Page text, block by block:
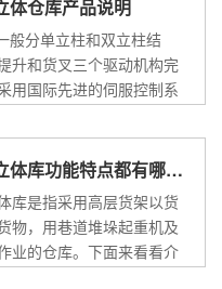
体仓库产品说明
般分单立柱和双立柱结
升和货叉三个驱动机构完
用国际先进的伺服控制系
精...
济南自动化立体库功能特点都有哪些呢？
库是指采用高层货架以货
物，用巷道堆垛起重机及
业的仓库。下面来看看介